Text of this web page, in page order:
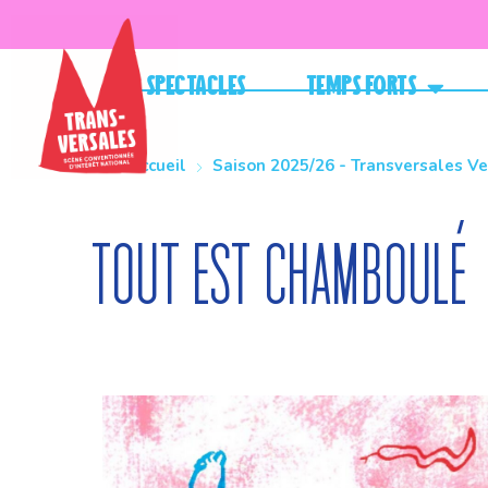
Spectacles Temps forts
Accueil Saison 2025/26 - Transversales
Tout est chamboulé